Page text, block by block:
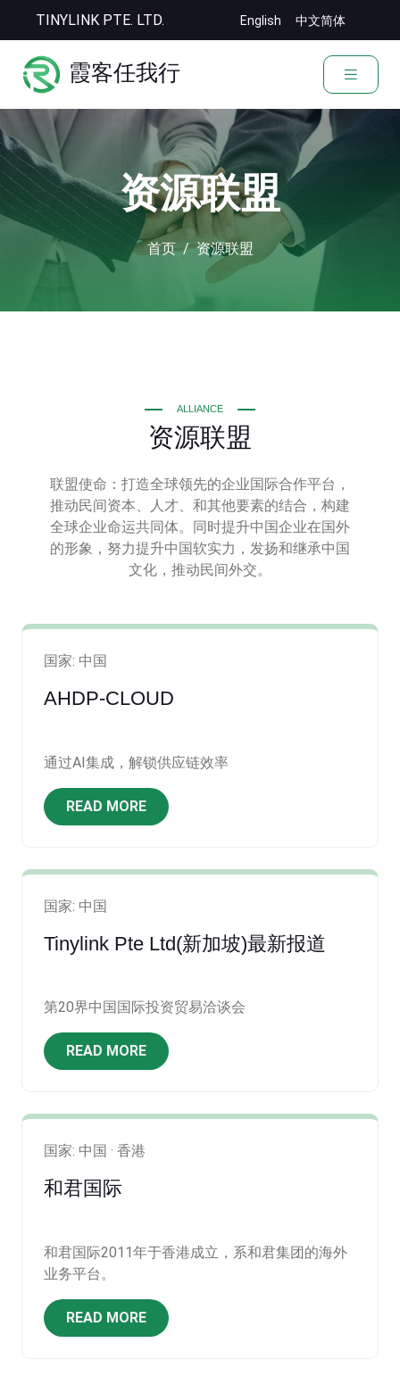
TINYLINK PTE. LTD. English 中文简体
霞客任我行
资源联盟
首页 资源联盟
ALLIANCE
资源联盟
联盟使命：打造全球领先的企业国际合作平台，
推动民间资本、人才、和其他要素的结合，构建
全球企业命运共同体。同时提升中国企业在国外
的形象，努力提升中国软实力，发扬和继承中国
文化，推动民间外交。
国家: 中国
AHDP-CLOUD
通过AI集成，解锁供应链效率
READ MORE
国家: 中国
Tinylink Pte Ltd(新加坡)最新报道
第20界中国国际投资贸易洽谈会
READ MORE
国家: 中国 · 香港
和君国际
和君国际2011年于香港成立，系和君集团的海外
业务平台。
READ MORE